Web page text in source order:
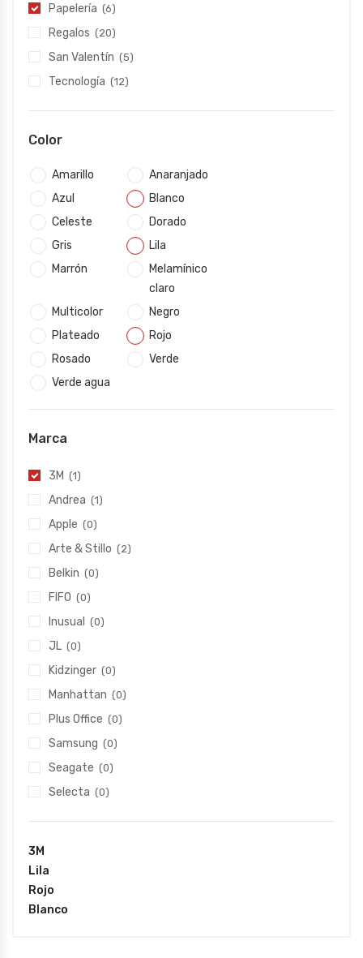
Papelería (6)
Regalos (20)
San Valentín (5)
Tecnología (12)
Color
Amarillo
Anaranjado
Azul
Blanco
Celeste
Dorado
Gris
Lila
Marrón
Melamínico
claro
Multicolor
Negro
Plateado
Rojo
Rosado
Verde
Verde agua
Marca
3M (1)
Andrea (1)
Apple (0)
Arte & Stillo (2)
Belkin (0)
FIFO (0)
Inusual (0)
JL (0)
Kidzinger (0)
Manhattan (0)
Plus Office (0)
Samsung (0)
Seagate (0)
Selecta (0)
3M
Lila
Rojo
Blanco